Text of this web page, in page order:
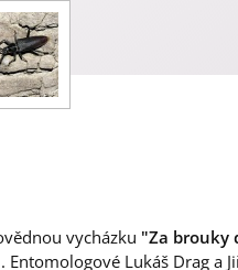
vycházku "Za brouky
Lukáš Drag a